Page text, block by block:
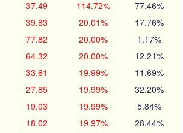
37.49 114.72% 77.46%
39.83 20.01% 17.76%
77.82 20.00% 1.17%
64.32 20.00% 12.21%
33.61 19.99% 11.69%
27.85 19.99% 32.20%
19.03 19.99% 5.84%
18.02 19.97% 28.44%